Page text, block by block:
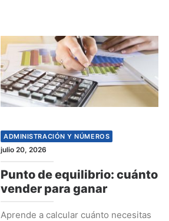
ADMINISTRACIÓN Y NÚMEROS
julio 20, 2026
Punto de equilibrio: cuánto
vender para ganar
Aprende a calcular cuánto necesitas